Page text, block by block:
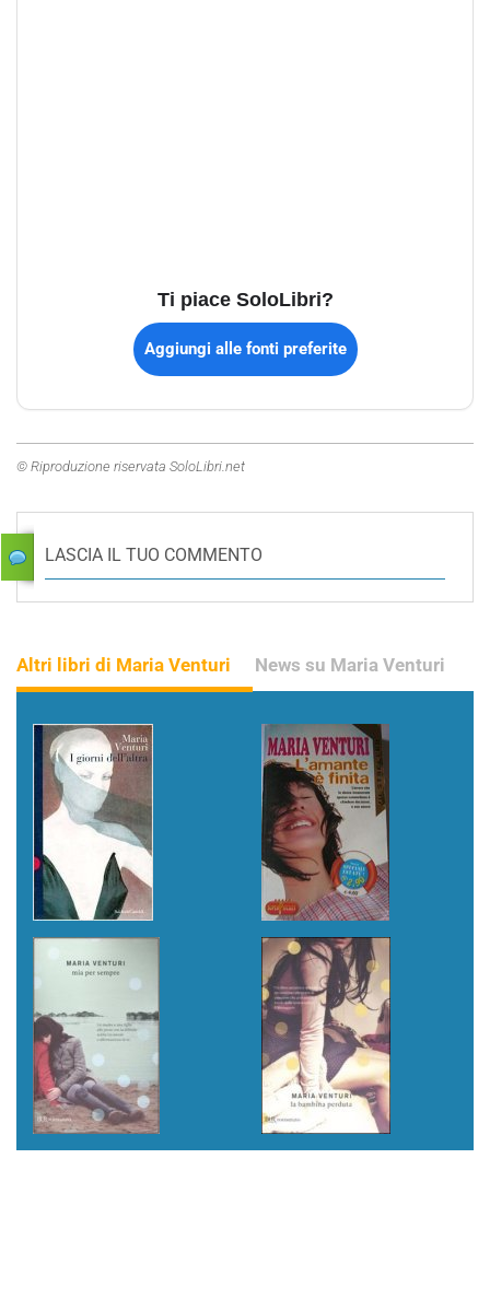
Ti piace SoloLibri?
Aggiungi alle fonti preferite
© Riproduzione riservata SoloLibri.net
LASCIA IL TUO COMMENTO
Altri libri di Maria Venturi News su Maria Venturi